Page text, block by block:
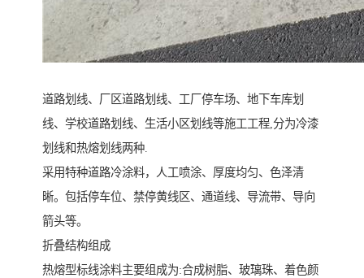
道路划线、厂区道路划线、工厂停车场、地下车库划
线、学校道路划线、生活小区划线等施工工程,分为冷漆
划线和热熔划线两种.
采用特种道路冷涂料，人工喷涂、厚度均匀、色泽清
晰。包括停车位、禁停黄线区、通道线、导流带、导向
箭头等。
折叠结构组成
热熔型标线涂料主要组成为:合成树脂、玻璃珠、着色颜